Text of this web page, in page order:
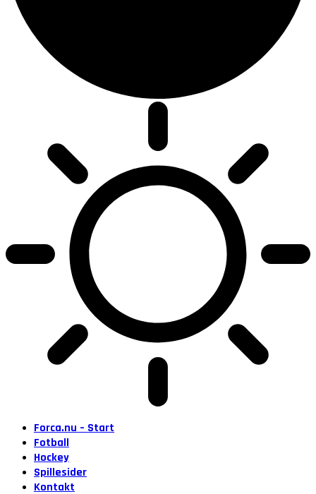
Forca.nu – Start
Fotball
Hockey
Spillesider
Kontakt